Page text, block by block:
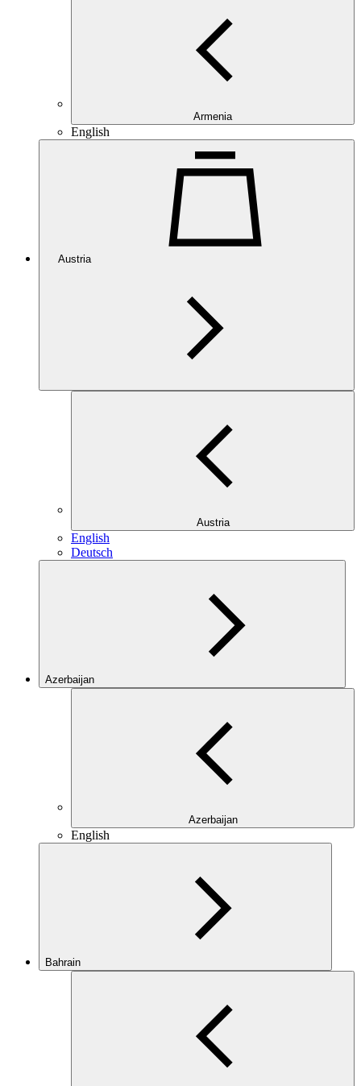
Armenia
English
Austria
Austria
English
Deutsch
Azerbaijan
Azerbaijan
English
Bahrain